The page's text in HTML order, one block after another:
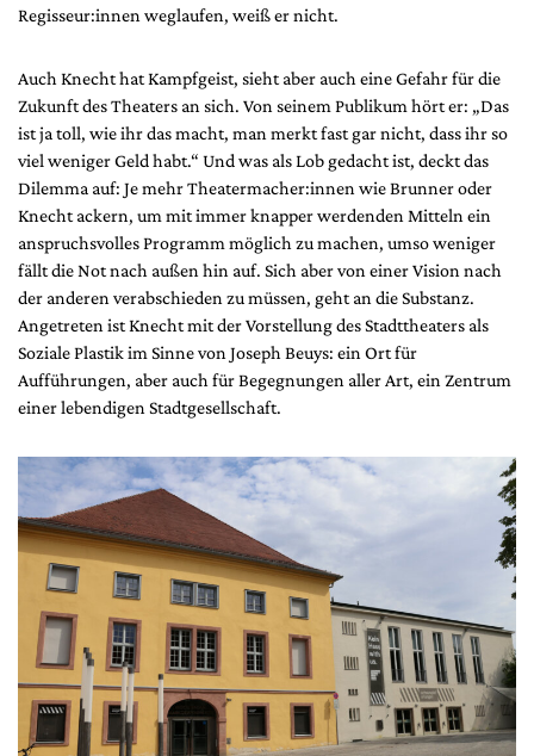
Regisseur:innen weglaufen, weiß er nicht.
Auch Knecht hat Kampfgeist, sieht aber auch eine Gefahr für die
Zukunft des Theaters an sich. Von seinem Publikum hört er: „Das
ist ja toll, wie ihr das macht, man merkt fast gar nicht, dass ihr so
viel weniger Geld habt.“ Und was als Lob gedacht ist, deckt das
Dilemma auf: Je mehr Theatermacher:innen wie Brunner oder
Knecht ackern, um mit immer knapper werdenden Mitteln ein
anspruchsvolles Programm möglich zu machen, umso weniger
fällt die Not nach außen hin auf. Sich aber von einer Vision nach
der anderen verabschieden zu müssen, geht an die Substanz.
Angetreten ist Knecht mit der Vorstellung des Stadttheaters als
Soziale Plastik im Sinne von Joseph Beuys: ein Ort für
Aufführungen, aber auch für Begegnungen aller Art, ein Zentrum
einer lebendigen Stadtgesellschaft.